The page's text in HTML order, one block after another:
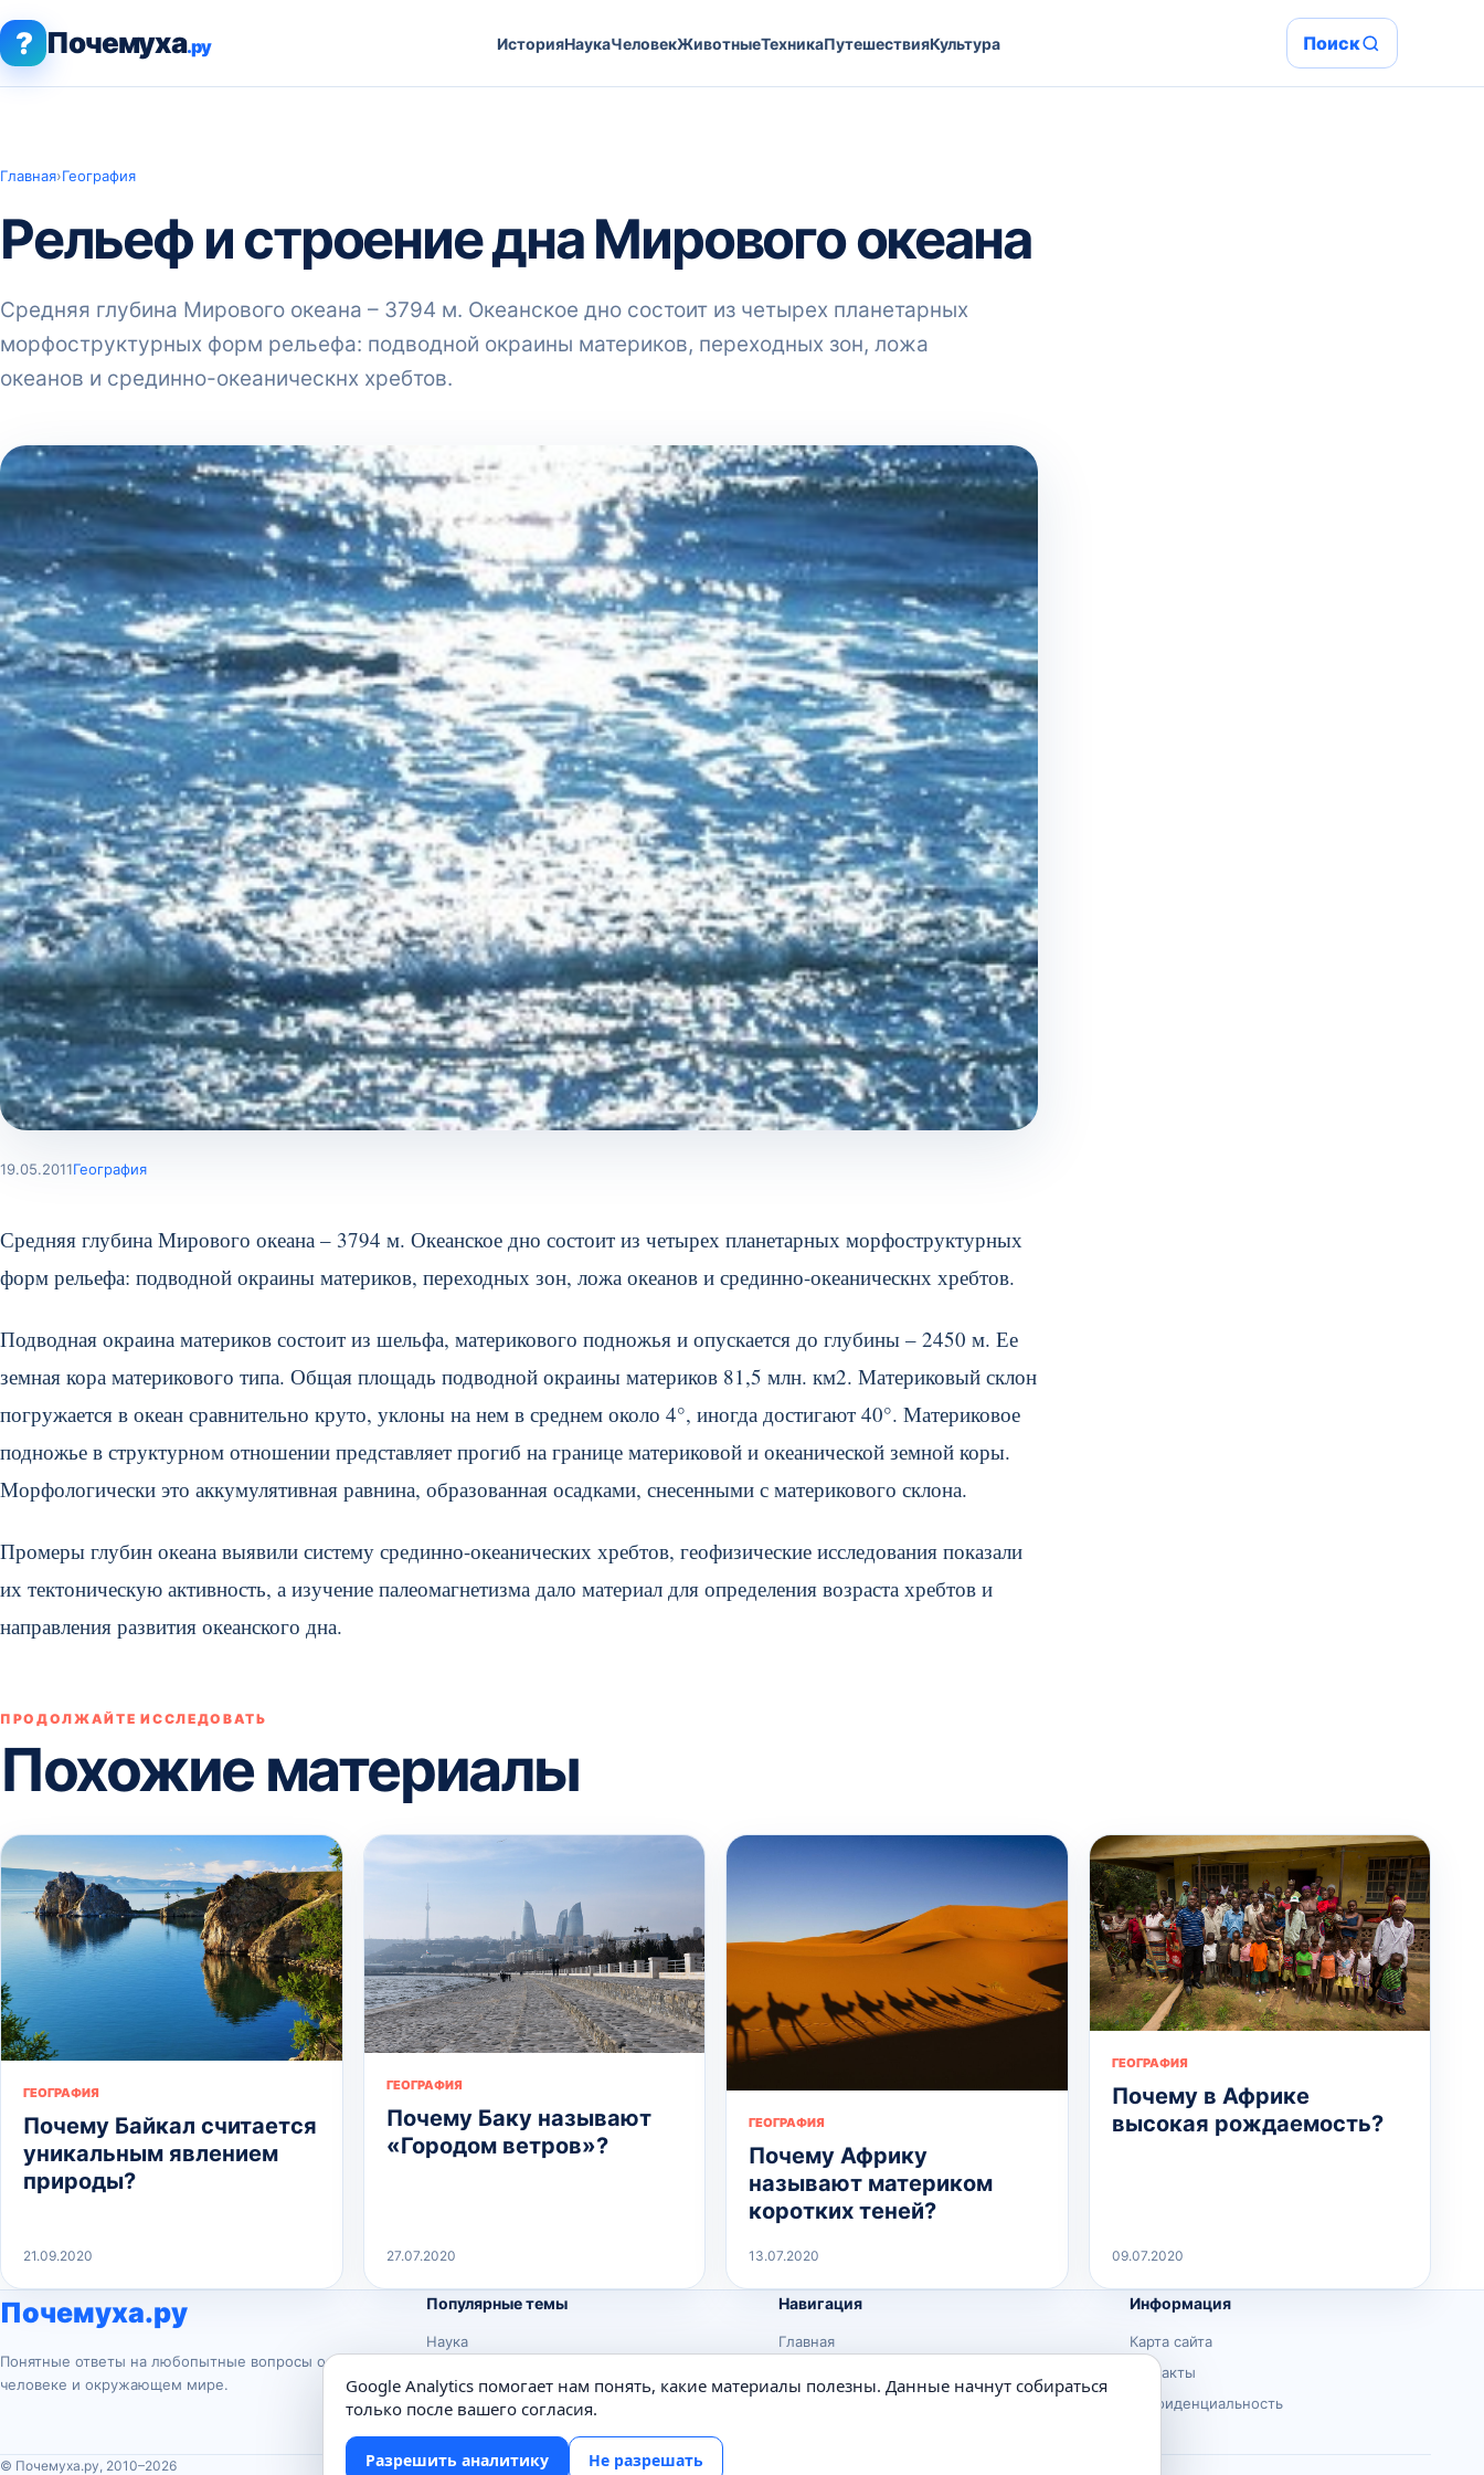
? Почемуха.ру ИсторияНаукаЧеловекЖивотныеТехникаПутешествияКультура Поиск
Главная›География
Рельеф и строение дна Мирового океана
Средняя глубина Мирового океана – 3794 м. Океанское дно состоит из четырех планетарных
морфоструктурных форм рельефа: подводной окраины материков, переходных зон, ложа
океанов и срединно-океаническнх хребтов.
19.05.2011География
Средняя глубина Мирового океана – 3794 м. Океанское дно состоит из четырех планетарных морфоструктурных
форм рельефа: подводной окраины материков, переходных зон, ложа океанов и срединно-океаническнх хребтов.
Подводная окраина материков состоит из шельфа, материкового подножья и опускается до глубины – 2450 м. Ее
земная кора материкового типа. Общая площадь подводной окраины материков 81,5 млн. км2. Материковый склон
погружается в океан сравнительно круто, уклоны на нем в среднем около 4°, иногда достигают 40°. Материковое
подножье в структурном отношении представляет прогиб на границе материковой и океанической земной коры.
Морфологически это аккумулятивная равнина, образованная осадками, снесенными с материкового склона.
Промеры глубин океана выявили систему срединно-океанических хребтов, геофизические исследования показали
их тектоническую активность, а изучение палеомагнетизма дало материал для определения возраста хребтов и
направления развития океанского дна.
ПРОДОЛЖАЙТЕ ИССЛЕДОВАТЬ
Похожие материалы
ГЕОГРАФИЯ
Почему Байкал считается
уникальным явлением
природы?
21.09.2020
ГЕОГРАФИЯ
Почему Баку называют
«Городом ветров»?
27.07.2020
ГЕОГРАФИЯ
Почему Африку
называют материком
коротких теней?
13.07.2020
ГЕОГРАФИЯ
Почему в Африке
высокая рождаемость?
09.07.2020
Почемуха.ру
Понятные ответы на любопытные вопросы о
человеке и окружающем мире.
Популярные темы
Наука
Животные
Техника
Навигация
Главная
Информация
Карта сайта
Контакты
Конфиденциальность
© Почемуха.ру, 2010–2026
Google Analytics помогает нам понять, какие материалы полезны. Данные начнут собираться
только после вашего согласия.
Разрешить аналитику Не разрешать